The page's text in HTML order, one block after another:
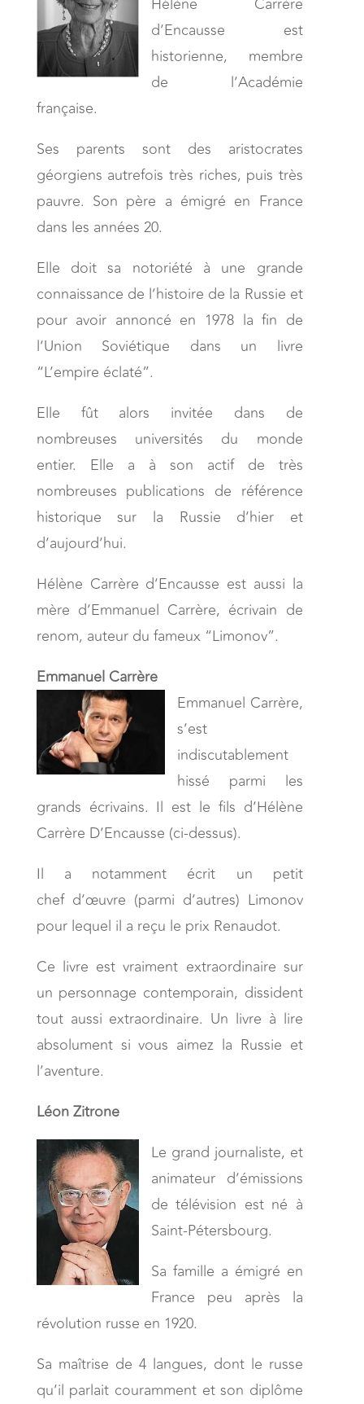
d’Encausse est
historienne, membre
de l’Académie
française.
Ses parents sont des aristocrates
géorgiens autrefois très riches, puis très
pauvre. Son père a émigré en France
dans les années 20.
Elle doit sa notoriété à une grande
connaissance de l’histoire de la Russie et
pour avoir annoncé en 1978 la fin de
l’Union Soviétique dans un livre
“L’empire éclaté”.
Elle fût alors invitée dans de
nombreuses universités du monde
entier. Elle a à son actif de très
nombreuses publications de référence
historique sur la Russie d’hier et
d’aujourd’hui.
Hélène Carrère d’Encausse est aussi la
mère d’Emmanuel Carrère, écrivain de
renom, auteur du fameux “Limonov”.
Emmanuel Carrère
Emmanuel Carrère,
s’est
indiscutablement
hissé parmi les
grands écrivains. Il est le fils d’Hélène
Carrère D’Encausse (ci-dessus).
Il a notamment écrit un petit
chef d’œuvre (parmi d’autres) Limonov
pour lequel il a reçu le prix Renaudot.
Ce livre est vraiment extraordinaire sur
un personnage contemporain, dissident
tout aussi extraordinaire. Un livre à lire
absolument si vous aimez la Russie et
l’aventure.
Léon Zitrone
Le grand journaliste, et
animateur d’émissions
de télévision est né à
Saint-Pétersbourg.
Sa famille a émigré en
France peu après la
révolution russe en 1920.
Sa maîtrise de 4 langues, dont le russe
qu’il parlait couramment et son diplôme